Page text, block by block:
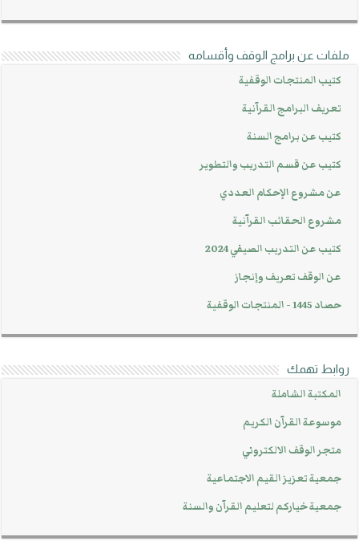
ملفات عن برامج الوقف وأقسامه
كتيب المنتجات الوقفية
تعريف البرامج القرآنية
كتيب عن برامج السنة
كتيب عن قسم التدريب والتطوير
عن مشروع الإحكام العددي
مشروع الحقائب القرآنية
كتيب عن التدريب الصيفي 2024
عن الوقف تعريف وإنجاز
حصاد 1445 - المنتجات الوقفية
روابط تهمك
المكتبة الشاملة
موسوعة القرآن الكريم
متجر الوقف الالكتروني
جمعية تعزيز القيم الاجتماعية
جمعية خياركم لتعليم القرآن والسنة